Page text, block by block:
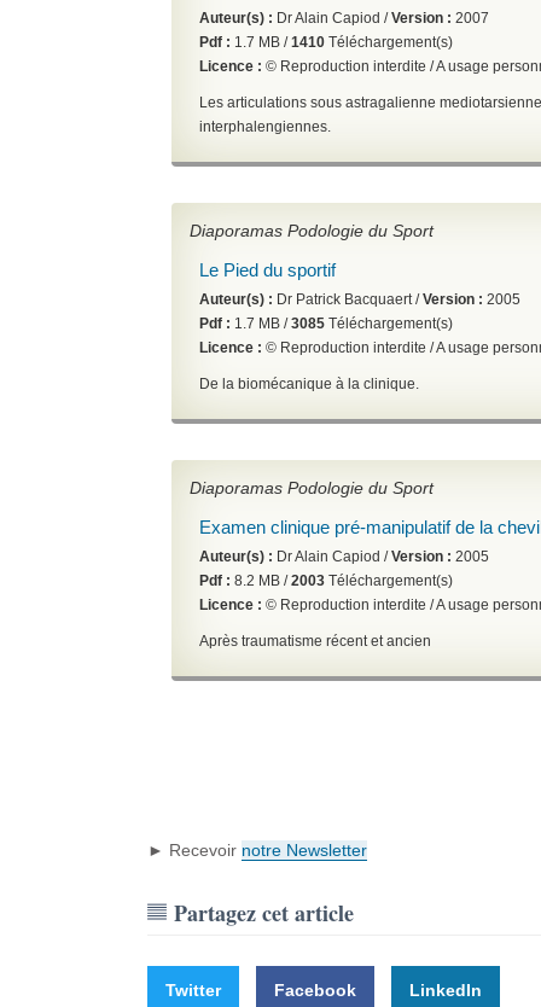
Auteur(s) : Dr Alain Capiod /Version : 2007
Pdf : 1.7 MB /1410 Téléchargement(s)
Licence : © Reproduction interdite / A usage
Les articulations sous astragalienne
interphalengiennes.
Diaporamas Podologie du Sport
Le Pied du sportif
Auteur(s) : Dr Patrick Bacquaert /Version : 2005
Pdf : 1.7 MB /3085 Téléchargement(s)
Licence : © Reproduction interdite / A usage
De la biomécanique à la clinique.
Diaporamas Podologie du Sport
Examen clinique pré-manipulatif de la
Auteur(s) : Dr Alain Capiod /Version : 2005
Pdf : 8.2 MB /2003 Téléchargement(s)
Licence : © Reproduction interdite / A usage
Après traumatisme récent et ancien
► Recevoir notre Newsletter
Partagez cet article
Twitter Facebook LinkedIn